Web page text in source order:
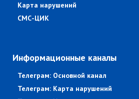
Карта нарушений
СМС-ЦИК
Информационные каналы
Телеграм: Основной канал
Телеграм: Карта нарушений